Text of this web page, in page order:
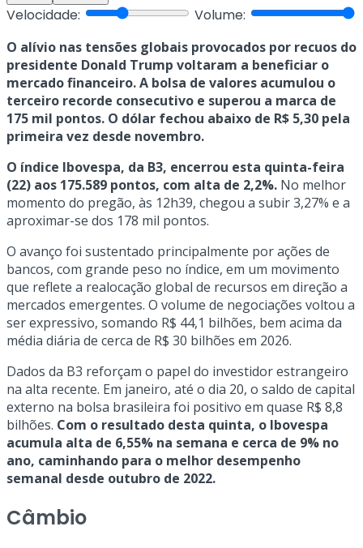
Velocidade: Volume:
O alívio nas tensões globais provocados por recuos do
presidente Donald Trump voltaram a beneficiar o
mercado financeiro. A bolsa de valores acumulou o
terceiro recorde consecutivo e superou a marca de
175 mil pontos. O dólar fechou abaixo de R$ 5,30 pela
primeira vez desde novembro.
O índice Ibovespa, da B3, encerrou esta quinta-feira
(22) aos 175.589 pontos, com alta de 2,2%. No melhor
momento do pregão, às 12h39, chegou a subir 3,27% e a
aproximar-se dos 178 mil pontos.
O avanço foi sustentado principalmente por ações de
bancos, com grande peso no índice, em um movimento
que reflete a realocação global de recursos em direção a
mercados emergentes. O volume de negociações voltou a
ser expressivo, somando R$ 44,1 bilhões, bem acima da
média diária de cerca de R$ 30 bilhões em 2026.
Dados da B3 reforçam o papel do investidor estrangeiro
na alta recente. Em janeiro, até o dia 20, o saldo de capital
externo na bolsa brasileira foi positivo em quase R$ 8,8
bilhões. Com o resultado desta quinta, o Ibovespa
acumula alta de 6,55% na semana e cerca de 9% no
ano, caminhando para o melhor desempenho
semanal desde outubro de 2022.
Câmbio